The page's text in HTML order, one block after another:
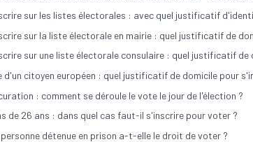
sur les listes électorales : avec quel justificatif
sur la liste électorale en mairie : quel justificatif de
sur une liste électorale consulaire : quel justificatif de
d'un citoyen européen : quel justificatif de domicile pour
: comment se déroule le vote le jour de l'élection ?
de 26 ans : dans quel cas faut-il s'inscrire pour voter ?
personne détenue en prison a-t-elle le droit de voter ?